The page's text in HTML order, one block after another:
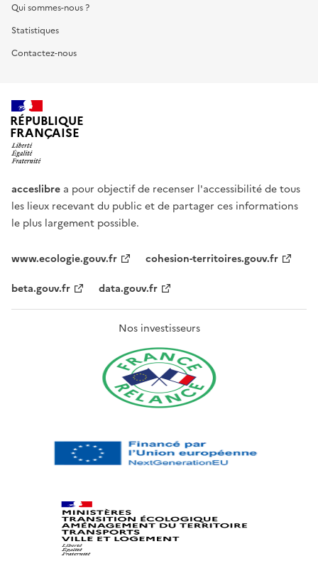
Qui sommes-nous ?
Statistiques
Contactez-nous
RÉPUBLIQUE
FRANÇAISE
acceslibre a pour objectif de recenser l'accessibilité de tous
les lieux recevant du public et de partager ces informations
le plus largement possible.
www.ecologie.gouv.fr
cohesion-territoires.gouv.fr
beta.gouv.fr
data.gouv.fr
Nos investisseurs